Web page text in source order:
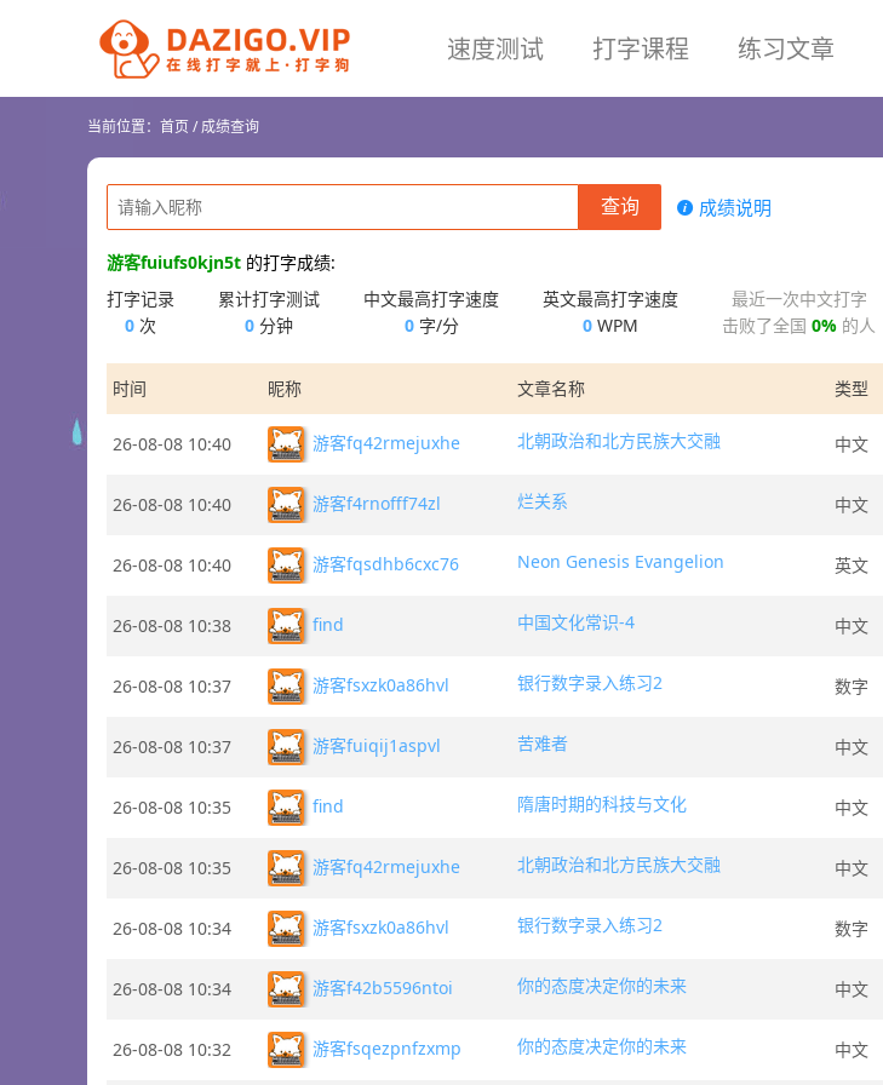
速度测试 打字课程 练习文章
当前位置： 首页/成绩查询
成绩说明
游客fuiufs0kjn5t 的打字成绩:
打字记录
0 次
累计打字测试
0 分钟
中文最高打字速度
0字/分
英文最高打字速度
0 WPM
最近一次中文打字
击败了全国 0% 的人
时间 昵称 文章名称 类型
26-08-08 10:40 游客fq42rmejuxhe 北朝政治和北方民族大交融 中文
26-08-08 10:40 游客f4rnofff74zl 烂关系 中文
26-08-08 10:40 游客fqsdhb6cxc76 Neon Genesis Evangelion 英文
26-08-08 10:38 find 中国文化常识-4 中文
26-08-08 10:37 游客fsxzk0a86hvl 银行数字录入练习2 数字
26-08-08 10:37 游客fuiqij1aspvl 苦难者 中文
26-08-08 10:35 find 隋唐时期的科技与文化 中文
26-08-08 10:35 游客fq42rmejuxhe 北朝政治和北方民族大交融 中文
26-08-08 10:34 游客fsxzk0a86hvl 银行数字录入练习2 数字
26-08-08 10:34 游客f42b5596ntoi 你的态度决定你的未来 中文
26-08-08 10:32 游客fsqezpnfzxmp 你的态度决定你的未来 中文